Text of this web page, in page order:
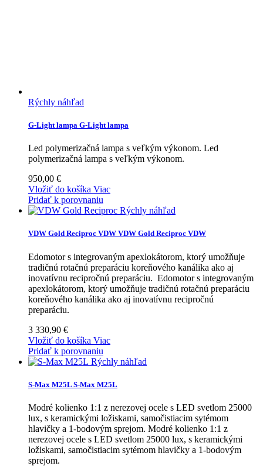
Rýchly náhľad
G-Light lampa G-Light lampa
Led polymerizačná lampa s veľkým výkonom. Led
polymerizačná lampa s veľkým výkonom.
950,00 €
Vložiť do košíka Viac
Pridať k porovnaniu
Rýchly náhľad
VDW Gold Reciproc VDW VDW Gold Reciproc VDW
Edomotor s integrovaným apexlokátorom, ktorý umožňuje
tradičnú rotačnú preparáciu koreňového kanálika ako aj
inovatívnu recipročnú preparáciu. Edomotor s integrovaným
apexlokátorom, ktorý umožňuje tradičnú rotačnú preparáciu
koreňového kanálika ako aj inovatívnu recipročnú
preparáciu.
3 330,90 €
Vložiť do košíka Viac
Pridať k porovnaniu
Rýchly náhľad
S-Max M25L S-Max M25L
Modré kolienko 1:1 z nerezovej ocele s LED svetlom 25000
lux, s keramickými ložiskami, samočistiacim sytémom
hlavičky a 1-bodovým sprejom. Modré kolienko 1:1 z
nerezovej ocele s LED svetlom 25000 lux, s keramickými
ložiskami, samočistiacim sytémom hlavičky a 1-bodovým
sprejom.